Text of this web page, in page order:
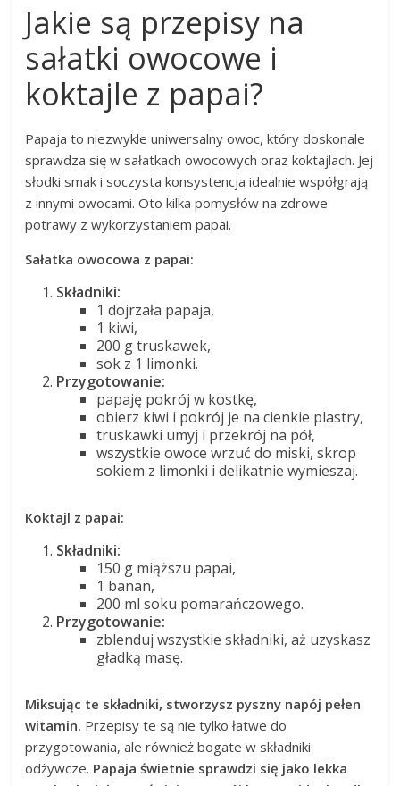
Jakie są przepisy na
sałatki owocowe i
koktajle z papai?
Papaja to niezwykle uniwersalny owoc, który doskonale
sprawdza się w sałatkach owocowych oraz koktajlach. Jej
słodki smak i soczysta konsystencja idealnie współgrają
z innymi owocami. Oto kilka pomysłów na zdrowe
potrawy z wykorzystaniem papai.
Sałatka owocowa z papai:
Składniki:
1 dojrzała papaja,
1 kiwi,
200 g truskawek,
sok z 1 limonki.
Przygotowanie:
papaję pokrój w kostkę,
obierz kiwi i pokrój je na cienkie plastry,
truskawki umyj i przekrój na pół,
wszystkie owoce wrzuć do miski, skrop
sokiem z limonki i delikatnie wymieszaj.
Koktajl z papai:
Składniki:
150 g miąższu papai,
1 banan,
200 ml soku pomarańczowego.
Przygotowanie:
zblenduj wszystkie składniki, aż uzyskasz
gładką masę.
Miksując te składniki, stworzysz pyszny napój pełen
witamin. Przepisy te są nie tylko łatwe do
przygotowania, ale również bogate w składniki
odżywcze. Papaja świetnie sprawdzi się jako lekka